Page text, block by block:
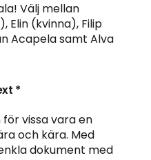
Välj mellan
Elin (kvinna), Filip
Acapela samt Alva
*
vissa vara en
och kära. Med
dokument med